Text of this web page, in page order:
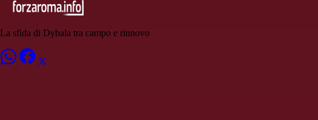
La sfida di Dybala tra campo e rinnovo